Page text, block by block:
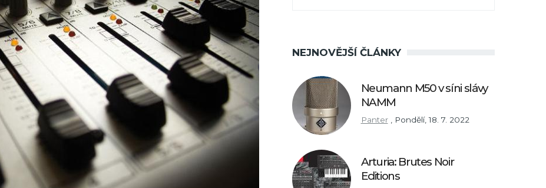
NEJNOVĚJŠÍ ČLÁNKY
Neumann M50 v síni slávy
NAMM
Panter Pondělí, 18. 7. 2022
Arturia: Brutes Noir
Editions